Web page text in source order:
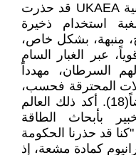
وكانت هيئة الطاقة الذرية البريطانية UKAEA قد حذرت
استخدام ذخيرة
منبهة، بشكل خاص،
عبر الغبار السام
السرطان، مهدداً
المحترقة فحسب،
بل وأولئك الذين ينظرون إليها أيضاً(18). أكد ذلك العالم
بأبحاث الطاقة
"كنا قد حذرنا الحكومة
كمادة مشعة، إذ